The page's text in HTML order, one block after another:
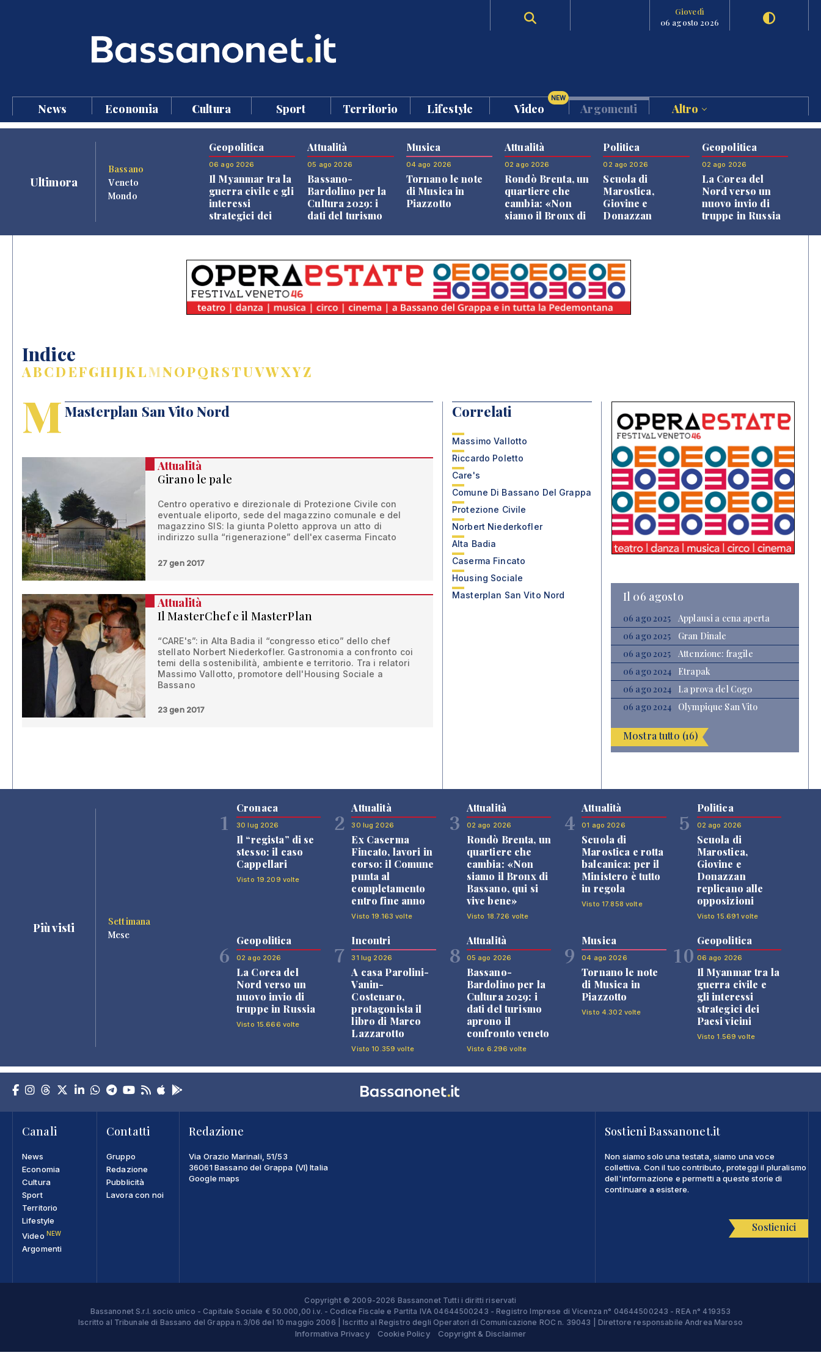
Giovedì
06 agosto 2026
News Economia Cultura Sport Territorio Lifestyle Video
NEW
Argomenti Altro
Ultimora
Bassano
Veneto
Mondo
Geopolitica
06 ago 2026
Il Myanmar tra la
guerra civile e gli
interessi
strategici dei
Attualità
05 ago 2026
Bassano-
Bardolino per la
Cultura 2029: i
dati del turismo
Musica
04 ago 2026
Tornano le note
di Musica in
Piazzotto
Attualità
02 ago 2026
Rondò Brenta, un
quartiere che
cambia: «Non
siamo il Bronx di
Politica
02 ago 2026
Scuola di
Marostica,
Giovine e
Donazzan
Geopolitica
02 ago 2026
La Corea del
Nord verso un
nuovo invio di
truppe in Russia
Indice
ABCDEFGHIJKLMNOPQRSTUVWXYZ
M Masterplan San Vito Nord
Attualità
Girano le pale
Centro operativo e direzionale di Protezione Civile con
eventuale eliporto, sede del magazzino comunale e del
magazzino SIS: la giunta Poletto approva un atto di
indirizzo sulla “rigenerazione” dell'ex caserma Fincato
27 gen 2017
Attualità
Il MasterChef e il MasterPlan
“CARE's”: in Alta Badia il “congresso etico” dello chef
stellato Norbert Niederkofler. Gastronomia a confronto coi
temi della sostenibilità, ambiente e territorio. Tra i relatori
Massimo Vallotto, promotore dell'Housing Sociale a
Bassano
23 gen 2017
Correlati
Massimo Vallotto
Riccardo Poletto
Care's
Comune Di Bassano Del Grappa
Protezione Civile
Norbert Niederkofler
Alta Badia
Caserma Fincato
Housing Sociale
Masterplan San Vito Nord
Il 06 agosto
06 ago 2025
Applausi a cena aperta
06 ago 2025
Gran Dinale
06 ago 2025
Attenzione: fragile
06 ago 2024
Etrapak
06 ago 2024
La prova del Cogo
06 ago 2024
Olympique San Vito
Mostra tutto (16)
Più visti
Settimana
Mese
1
Cronaca
30 lug 2026
Il “regista” di se
stesso: il caso
Cappellari
Visto 19.209 volte
2
Attualità
30 lug 2026
Ex Caserma
Fincato, lavori in
corso: il Comune
punta al
completamento
entro fine anno
Visto 19.163 volte
3
Attualità
02 ago 2026
Rondò Brenta, un
quartiere che
cambia: «Non
siamo il Bronx di
Bassano, qui si
vive bene»
Visto 18.726 volte
4
Attualità
01 ago 2026
Scuola di
Marostica e rotta
balcanica: per il
Ministero è tutto
in regola
Visto 17.858 volte
5
Politica
02 ago 2026
Scuola di
Marostica,
Giovine e
Donazzan
replicano alle
opposizioni
Visto 15.691 volte
6
Geopolitica
02 ago 2026
La Corea del
Nord verso un
nuovo invio di
truppe in Russia
Visto 15.666 volte
7
Incontri
31 lug 2026
A casa Parolini-
Vanin-
Costenaro,
protagonista il
libro di Marco
Lazzarotto
Visto 10.359 volte
8
Attualità
05 ago 2026
Bassano-
Bardolino per la
Cultura 2029: i
dati del turismo
aprono il
confronto veneto
Visto 6.296 volte
9
Musica
04 ago 2026
Tornano le note
di Musica in
Piazzotto
Visto 4.302 volte
10
Geopolitica
06 ago 2026
Il Myanmar tra la
guerra civile e
gli interessi
strategici dei
Paesi vicini
Visto 1.569 volte
Canali
News
Economia
Cultura
Sport
Territorio
Lifestyle
Video NEW
Argomenti
Contatti
Gruppo
Redazione
Pubblicità
Lavora con noi
Redazione
Via Orazio Marinali, 51/53
36061 Bassano del Grappa (VI) Italia
Google maps
Sostieni Bassanonet.it
Non siamo solo una testata, siamo una voce
collettiva. Con il tuo contributo, proteggi il pluralismo
dell'informazione e permetti a queste storie di
continuare a esistere.
Sostienici
Copyright © 2009-2026 Bassanonet Tutti i diritti riservati
Bassanonet S.r.l. socio unico - Capitale Sociale € 50.000,00 i.v. - Codice Fiscale e Partita IVA 04644500243 - Registro Imprese di Vicenza n° 04644500243 - REA n° 419353
Iscritto al Tribunale di Bassano del Grappa n.3/06 del 10 maggio 2006 | Iscritto al Registro degli Operatori di Comunicazione ROC n. 39043 | Direttore responsabile Andrea Maroso
Informativa Privacy Cookie Policy Copyright & Disclaimer